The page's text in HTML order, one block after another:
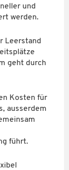
und
werden.
Leerstand
geht durch
Kosten für
ausserdem
führt.